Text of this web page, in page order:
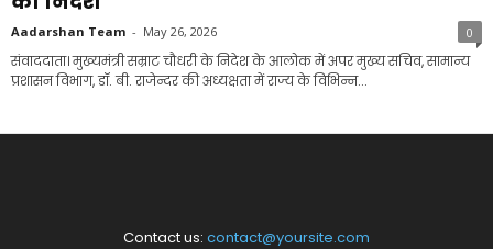
Aadarshan Team - May 26, 2026 0
संवाददाता। मुख्यमंत्री सम्राट चौधरी के निदेश के आलोक में अपर मुख्य सचिव, सामान्य
प्रशासन विभाग, डॉ. बी. राजेन्दर की अध्यक्षता में राज्य के विभिन्न...
Contact us: contact@yoursite.com